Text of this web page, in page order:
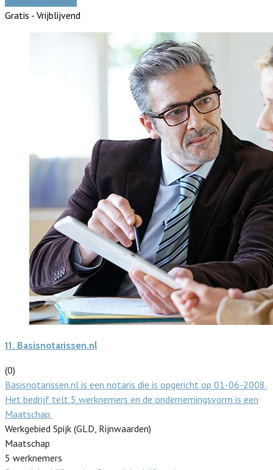
Gratis - Vrijblijvend
11. Basisnotarissen.nl
(0)
Basisnotarissen.nl is een notaris die is opgericht op 01-06-2008.
Het bedrijf telt 5 werknemers en de ondernemingsvorm is een
Maatschap.
Werkgebied Spijk (GLD, Rijnwaarden)
Maatschap
5 werknemers